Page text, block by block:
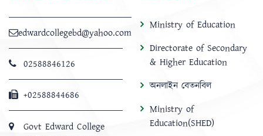
edwardcollegebd@yahoo.com
02588846126
+02588844686
Govt Edward College
Ministry of Education
Directorate of Secondary
& Higher Education
অনলাইন বেতনবিল
Ministry of
Education(SHED)